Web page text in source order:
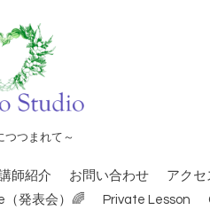
つつまれて～
師紹介 お問い合わせ アクセ
（発表会）🌈 Private Lesson